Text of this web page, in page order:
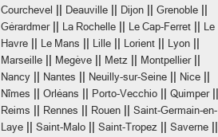
Courchevel Deauville Dijon Grenoble
Gérardmer|| La Rochelle Le Cap-Ferret
Le
Havre
Le Mans Lille Lorient Lyon
Marseille Megève Metz Montpellier||
Nancy Nantes Neuilly-sur-Seine Nice
Nîmes Orléans Porto-Vecchio Quimper||
Reims Rennes Rouen
Saint-Germain-en-
Laye
Saint-Malo Saint-Tropez Saverne